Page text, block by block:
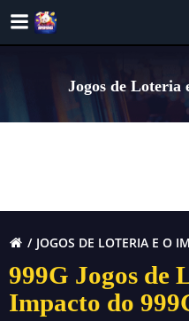
Jogos de Loteria
JOGOS DE LOTERIA E O
999G Jogos de
Impacto do